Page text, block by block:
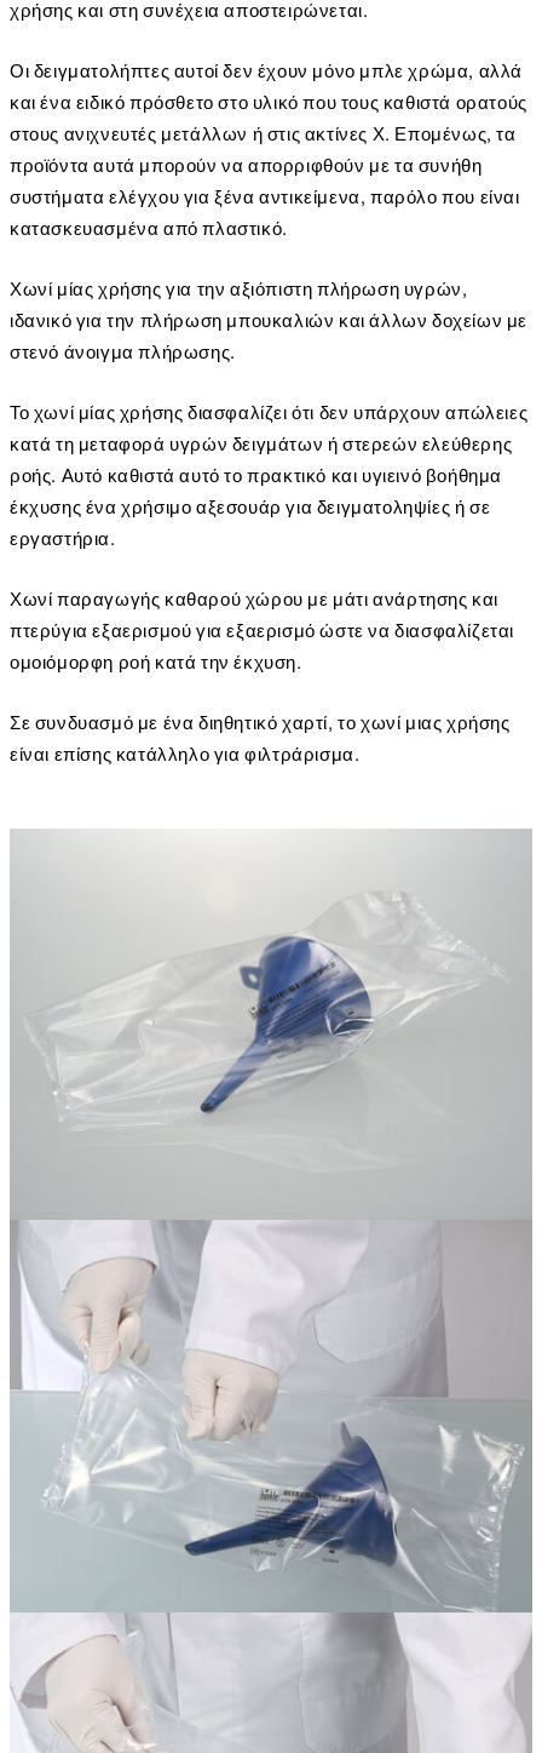
χρήσης και στη συνέχεια αποστειρώνεται.
Οι δειγματολήπτες αυτοί δεν έχουν μόνο μπλε χρώμα, αλλά
και ένα ειδικό πρόσθετο στο υλικό που τους καθιστά ορατούς
στους ανιχνευτές μετάλλων ή στις ακτίνες Χ. Επομένως, τα
προϊόντα αυτά μπορούν να απορριφθούν με τα συνήθη
συστήματα ελέγχου για ξένα αντικείμενα, παρόλο που είναι
κατασκευασμένα από πλαστικό.
Χωνί μίας χρήσης για την αξιόπιστη πλήρωση υγρών,
ιδανικό για την πλήρωση μπουκαλιών και άλλων δοχείων με
στενό άνοιγμα πλήρωσης.
Το χωνί μίας χρήσης διασφαλίζει ότι δεν υπάρχουν απώλειες
κατά τη μεταφορά υγρών δειγμάτων ή στερεών ελεύθερης
ροής. Αυτό καθιστά αυτό το πρακτικό και υγιεινό βοήθημα
έκχυσης ένα χρήσιμο αξεσουάρ για δειγματοληψίες ή σε
εργαστήρια.
Χωνί παραγωγής καθαρού χώρου με μάτι ανάρτησης και
πτερύγια εξαερισμού για εξαερισμό ώστε να διασφαλίζεται
ομοιόμορφη ροή κατά την έκχυση.
Σε συνδυασμό με ένα διηθητικό χαρτί, το χωνί μιας χρήσης
είναι επίσης κατάλληλο για φιλτράρισμα.